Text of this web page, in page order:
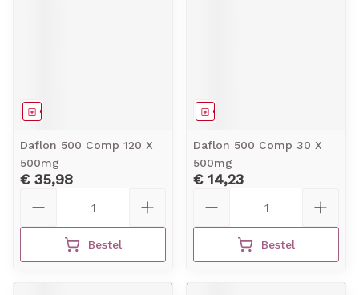
Geneesmiddel
Daflon 500 Comp 120 X
500mg
€ 35,98
Bestel
Geneesmiddel
Daflon 500 Comp 30 X
500mg
€ 14,23
Bestel